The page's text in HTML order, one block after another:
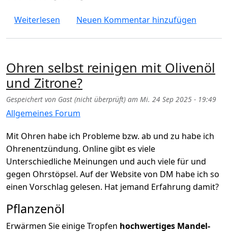
Weiterlesen über Arzttermine: abgefertigt oft in 2-3
Neuen Kommentar hinzufügen
Ohren selbst reinigen mit Olivenöl
und Zitrone?
Gespeichert von Gast (nicht überprüft) am Mi. 24 Sep 2025 - 19:49
Allgemeines Forum
Mit Ohren habe ich Probleme bzw. ab und zu habe ich
Ohrenentzündung. Online gibt es viele
Unterschiedliche Meinungen und auch viele für und
gegen Ohrstöpsel. Auf der Website von DM habe ich so
einen Vorschlag gelesen. Hat jemand Erfahrung damit?
Pflanzenöl
Erwärmen Sie einige Tropfen hochwertiges Mandel-